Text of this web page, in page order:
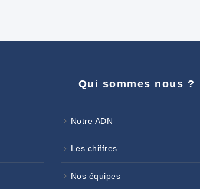
Qui sommes nous ?
Notre ADN
Les chiffres
Nos équipes